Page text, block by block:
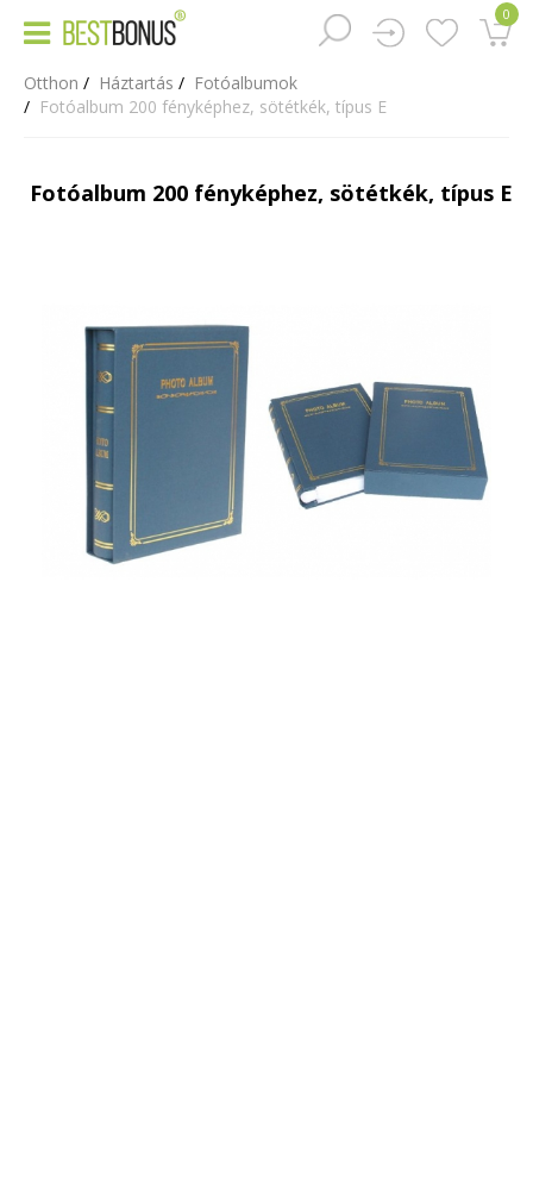
0
Otthon Háztartás
Fotóalbumok
Fotóalbum 200 fényképhez, sötétkék, típus E
Fotóalbum 200 fényképhez, sötétkék, típus E